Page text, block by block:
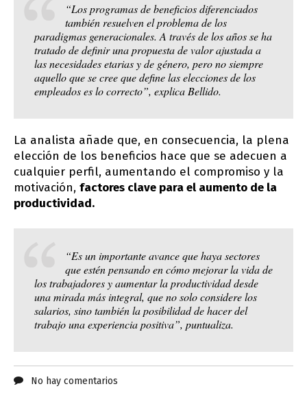
“Los programas de beneficios diferenciados
también resuelven el problema de los
paradigmas generacionales. A través de los años se ha
tratado de definir una propuesta de valor ajustada a
las necesidades etarias y de género, pero no siempre
aquello que se cree que define las elecciones de los
empleados es lo correcto”, explica Bellido.
La analista añade que, en consecuencia, la plena
elección de los beneficios hace que se adecuen a
cualquier perfil, aumentando el compromiso y la
motivación, factores clave para el aumento de la
productividad.
“Es un importante avance que haya sectores
que estén pensando en cómo mejorar la vida de
los trabajadores y aumentar la productividad desde
una mirada más integral, que no solo considere los
salarios, sino también la posibilidad de hacer del
trabajo una experiencia positiva”, puntualiza.
No hay comentarios